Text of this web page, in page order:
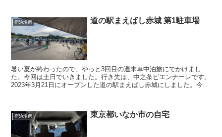
宿泊場所 道の駅まえばし赤城 第1駐車場
暑い夏が終わったので、やっと3回目の週末車中泊旅にでかけまし
た。今回は土日でいきました。行き先は、中之条ビエンナーレです。
2023年3月21日にオープンした道の駅まえばし赤城にしました。今回
宿泊場所 東京都いなか市の自宅